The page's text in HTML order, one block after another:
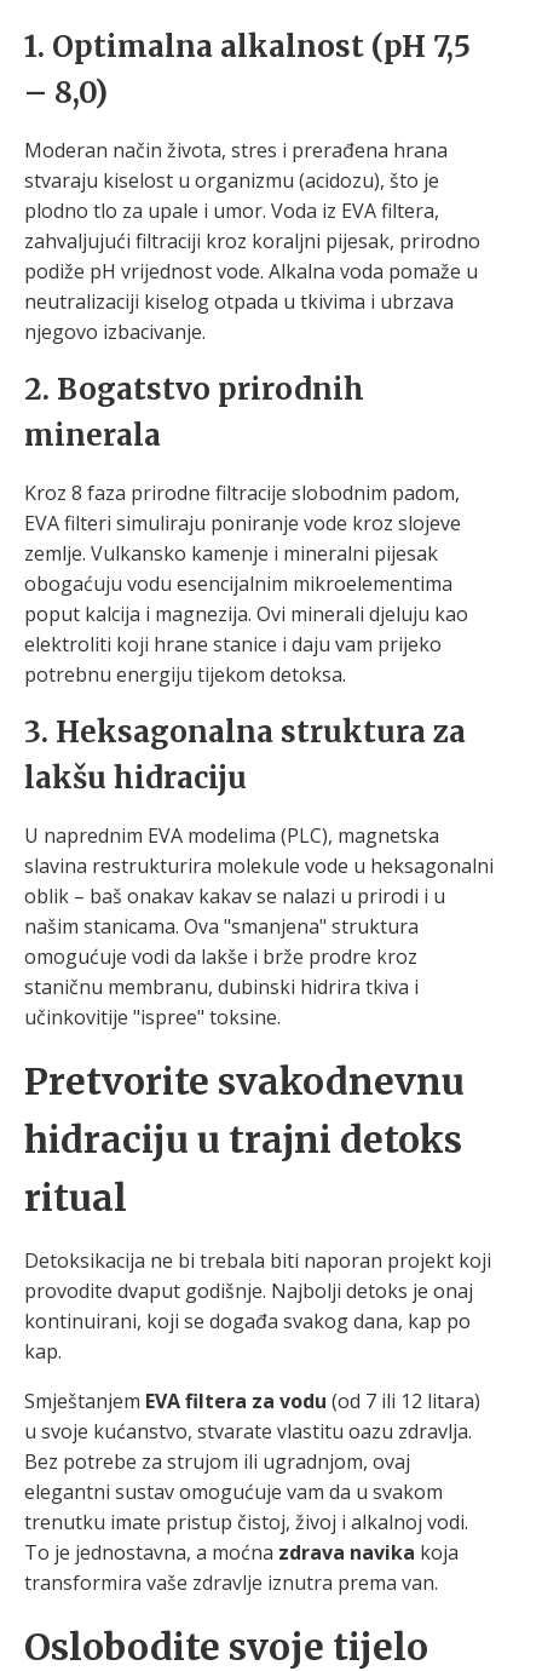
1. Optimalna alkalnost (pH 7,5
– 8,0)
Moderan način života, stres i prerađena hrana
stvaraju kiselost u organizmu (acidozu), što je
plodno tlo za upale i umor. Voda iz EVA filtera,
zahvaljujući filtraciji kroz koraljni pijesak, prirodno
podiže pH vrijednost vode. Alkalna voda pomaže u
neutralizaciji kiselog otpada u tkivima i ubrzava
njegovo izbacivanje.
2. Bogatstvo prirodnih
minerala
Kroz 8 faza prirodne filtracije slobodnim padom,
EVA filteri simuliraju poniranje vode kroz slojeve
zemlje. Vulkansko kamenje i mineralni pijesak
obogaćuju vodu esencijalnim mikroelementima
poput kalcija i magnezija. Ovi minerali djeluju kao
elektroliti koji hrane stanice i daju vam prijeko
potrebnu energiju tijekom detoksa.
3. Heksagonalna struktura za
lakšu hidraciju
U naprednim EVA modelima (PLC), magnetska
slavina restrukturira molekule vode u heksagonalni
oblik – baš onakav kakav se nalazi u prirodi i u
našim stanicama. Ova "smanjena" struktura
omogućuje vodi da lakše i brže prodre kroz
staničnu membranu, dubinski hidrira tkiva i
učinkovitije "ispree" toksine.
Pretvorite svakodnevnu
hidraciju u trajni detoks
ritual
Detoksikacija ne bi trebala biti naporan projekt koji
provodite dvaput godišnje. Najbolji detoks je onaj
kontinuirani, koji se događa svakog dana, kap po
kap.
Smještanjem EVA filtera za vodu (od 7 ili 12 litara)
u svoje kućanstvo, stvarate vlastitu oazu zdravlja.
Bez potrebe za strujom ili ugradnjom, ovaj
elegantni sustav omogućuje vam da u svakom
trenutku imate pristup čistoj, živoj i alkalnoj vodi.
To je jednostavna, a moćna zdrava navika koja
transformira vaše zdravlje iznutra prema van.
Oslobodite svoje tijelo